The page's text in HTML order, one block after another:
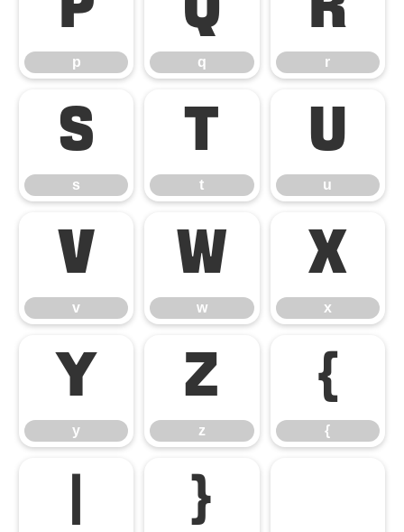
p
p
q
q
r
r
s
s
t
t
u
u
v
v
w
w
x
x
y
y
z
z
{
{
}